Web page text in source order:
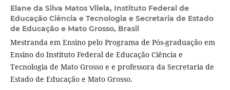
Elane da Silva Matos Vilela, Instituto Federal de
Educação Ciência e Tecnologia e Secretaria de Estado
de Educação e Mato Grosso, Brasil
Mestranda em Ensino pelo Programa de Pós-graduação em
Ensino do Instituto Federal de Educação Ciência e
Tecnologia de Mato Grosso e e professora da Secretaria de
Estado de Educação e Mato Grosso.